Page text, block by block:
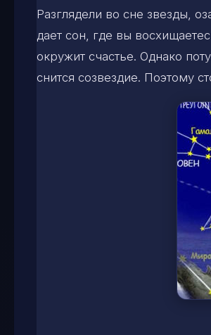
Разглядели во сне звезды,
дает сон, где вы
окружит счастье. Однако
снится созвездие. Поэтому